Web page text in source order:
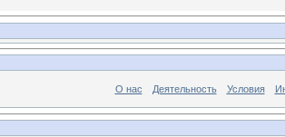
О нас Деятельность Условия